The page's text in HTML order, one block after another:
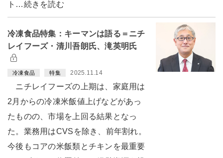
ト…続きを読む
冷凍食品特集：キーマンは語る＝ニチ
レイフーズ・清川吾朗氏、滝英明氏
冷凍食品 特集 2025.11.14
ニチレイフーズの上期は、家庭用は
2月からの冷凍米飯値上げなどがあっ
たものの、市場を上回る結果となっ
た。業務用はCVSを除き、前年割れ。
今後もコアの米飯類とチキンを最重要